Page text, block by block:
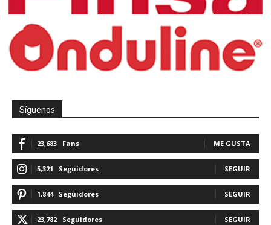
Síguenos
23,683 Fans ME GUSTA
5,321 Seguidores SEGUIR
1,844 Seguidores SEGUIR
23,782 Seguidores SEGUIR